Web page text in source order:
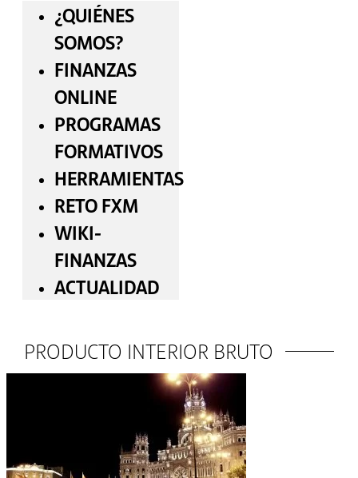
¿QUIÉNES
SOMOS?
FINANZAS
ONLINE
PROGRAMAS
FORMATIVOS
HERRAMIENTAS
RETO FXM
WIKI-
FINANZAS
ACTUALIDAD
PRODUCTO INTERIOR BRUTO